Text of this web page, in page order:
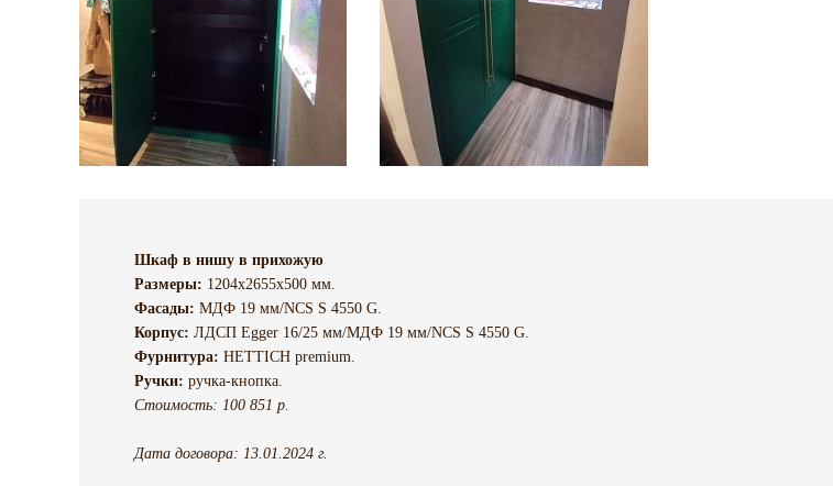
Шкаф в нишу в прихожую
Размеры: 1204х2655х500 мм.
Фасады: МДФ 19 мм/NCS S 4550 G.
Корпус: ЛДСП Egger 16/25 мм/МДФ 19 мм/NCS S 4550 G.
Фурнитура: HETTICH premium.
Ручки: ручка-кнопка.
Стоимость: 100 851 р.
Дата договора: 13.01.2024 г.